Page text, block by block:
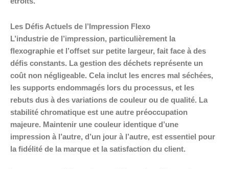
Les Défis Actuels de l’Impression Flexo
L’industrie de l’impression, particulièrement la
flexographie et l’offset sur petite largeur, fait face à des
défis constants. La gestion des déchets représente un
coût non négligeable. Cela inclut les encres mal séchées,
les supports endommagés lors du processus, et les
rebuts dus à des variations de couleur ou de qualité. La
stabilité chromatique est une autre préoccupation
majeure. Maintenir une couleur identique d’une
impression à l’autre, d’un jour à l’autre, est essentiel pour
la fidélité de la marque et la satisfaction du client.